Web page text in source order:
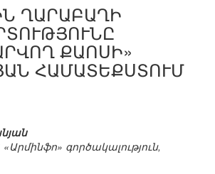
ՂԱՐԱԲԱՂԻ
ՔԱՈՍԻ»
ՀԱՄԱՏԵՔՍՏՈՒՄ
գործակալություն,